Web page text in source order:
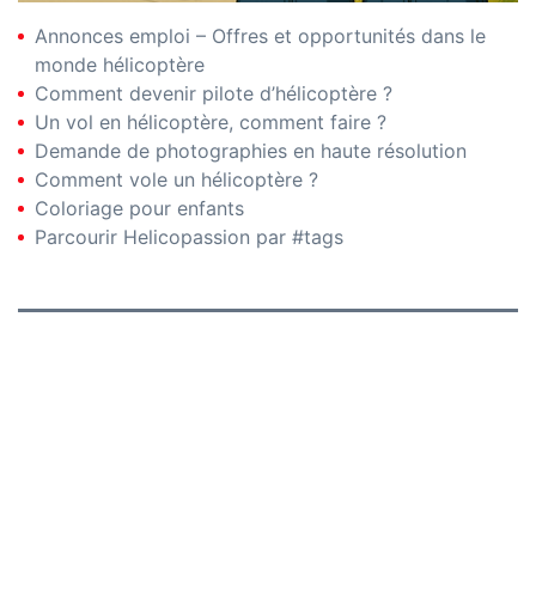
Annonces emploi – Offres et opportunités dans le
monde hélicoptère
Comment devenir pilote d’hélicoptère ?
Un vol en hélicoptère, comment faire ?
Demande de photographies en haute résolution
Comment vole un hélicoptère ?
Coloriage pour enfants
Parcourir Helicopassion par #tags